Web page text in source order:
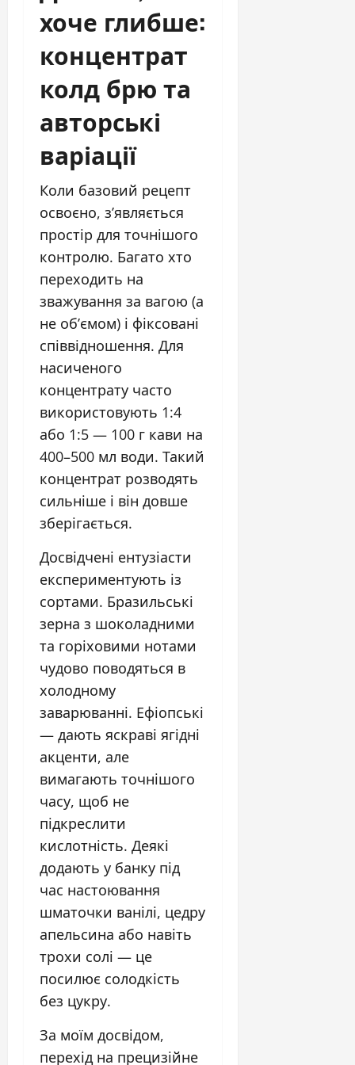
хоче глибше:
концентрат
колд брю та
авторські
варіації
Коли базовий рецепт
освоєно, з’являється
простір для точнішого
контролю. Багато хто
переходить на
зважування за вагою (а
не об’ємом) і фіксовані
співвідношення. Для
насиченого
концентрату часто
використовують 1:4
або 1:5 — 100 г кави на
400–500 мл води. Такий
концентрат розводять
сильніше і він довше
зберігається.
Досвідчені ентузіасти
експериментують із
сортами. Бразильські
зерна з шоколадними
та горіховими нотами
чудово поводяться в
холодному
заварюванні. Ефіопські
— дають яскраві ягідні
акценти, але
вимагають точнішого
часу, щоб не
підкреслити
кислотність. Деякі
додають у банку під
час настоювання
шматочки ванілі, цедру
апельсина або навіть
трохи солі — це
посилює солодкість
без цукру.
За моїм досвідом,
перехід на прецизійне